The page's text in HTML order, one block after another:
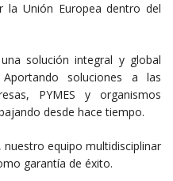
la Unión Europea dentro del
solución integral y global
soluciones a las
PYMES y organismos
desde hace tiempo.
equipo multidisciplinar
garantía de éxito.